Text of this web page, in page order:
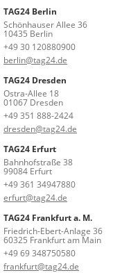
TAG24 Berlin
Schönhauser Allee 36
10435 Berlin
+49 30 120880900
berlin@tag24.de
TAG24 Dresden
Ostra-Allee 18
01067 Dresden
+49 351 888-2424
dresden@tag24.de
TAG24 Erfurt
Bahnhofstraße 38
99084 Erfurt
+49 361 34947880
erfurt@tag24.de
TAG24 Frankfurt a. M.
Friedrich-Ebert-Anlage 36
60325 Frankfurt am Main
+49 69 348750580
frankfurt@tag24.de